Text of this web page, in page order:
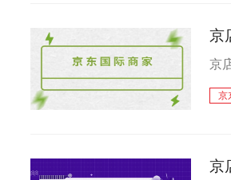
京
京
京